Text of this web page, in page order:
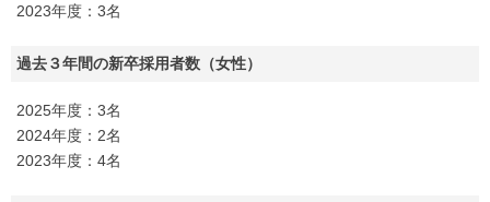
2023年度：3名
過去３年間の新卒採用者数（女性）
2025年度：3名
2024年度：2名
2023年度：4名